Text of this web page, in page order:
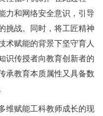
力和网络安全意识，引导
挑战。同时，将工匠精神
术赋能的背景下坚守育人
识传授者向教育创新者的
承教育本质属性又具备数
赋能工科教师成长的现